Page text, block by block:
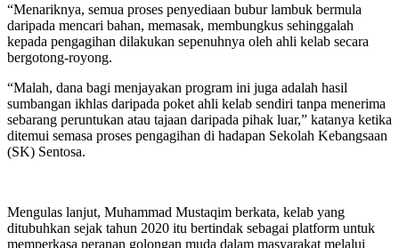
“Menariknya, semua proses penyediaan bubur lambuk bermula
daripada mencari bahan, memasak, membungkus sehinggalah
kepada pengagihan dilakukan sepenuhnya oleh ahli kelab secara
bergotong-royong.
“Malah, dana bagi menjayakan program ini juga adalah hasil
sumbangan ikhlas daripada poket ahli kelab sendiri tanpa menerima
sebarang peruntukan atau tajaan daripada pihak luar,” katanya ketika
ditemui semasa proses pengagihan di hadapan Sekolah Kebangsaan
(SK) Sentosa.
Mengulas lanjut, Muhammad Mustaqim berkata, kelab yang
ditubuhkan sejak tahun 2020 itu bertindak sebagai platform untuk
memperkasa peranan golongan muda dalam masyarakat melalui